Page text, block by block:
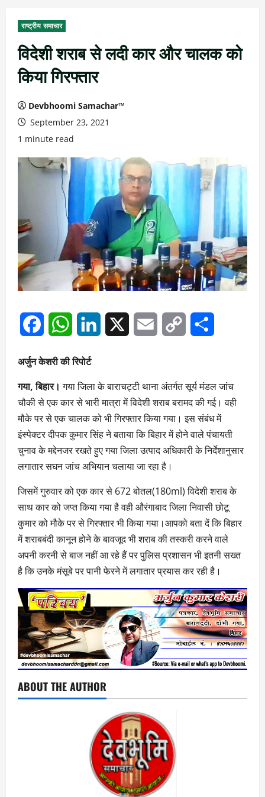
राष्ट्रीय समाचार
विदेशी शराब से लदी कार और चालक को
किया गिरफ्तार
Devbhoomi Samachar™
September 23, 2021
1 minute read
FacebookWhatsAppLinkedIn Email
Copy
अर्जुन केशरी की रिपोर्ट
गया, बिहार। गया जिला के बाराचट्टी थाना अंतर्गत सूर्य मंडल जांच
चौकी से एक कार से भारी मात्रा में विदेशी शराब बरामद की गई। वही
मौके पर से एक चालक को भी गिरफ्तार किया गया। इस संबंध में
इंस्पेक्टर दीपक कुमार सिंह ने बताया कि बिहार में होने वाले पंचायती
चुनाव के मद्देनजर रखते हुए गया जिला उत्पाद अधिकारी के निर्देशानुसार
लगातार सघन जांच अभियान चलाया जा रहा है।
जिसमें गुरुवार को एक कार से 672 बोतल(180ml) विदेशी शराब के
साथ कार को जप्त किया गया है वही औरंगाबाद जिला निवासी छोटू
कुमार को मौके पर से गिरफ्तार भी किया गया।आपको बता दें कि बिहार
में शराबबंदी कानून होने के बावजूद भी शराब की तस्करी करने वाले
अपनी करनी से बाज नहीं आ रहे हैं पर पुलिस प्रशासन भी इतनी सख्त
है कि उनके मंसूबे पर पानी फेरने में लगातार प्रयास कर रही है।
ABOUT THE AUTHOR